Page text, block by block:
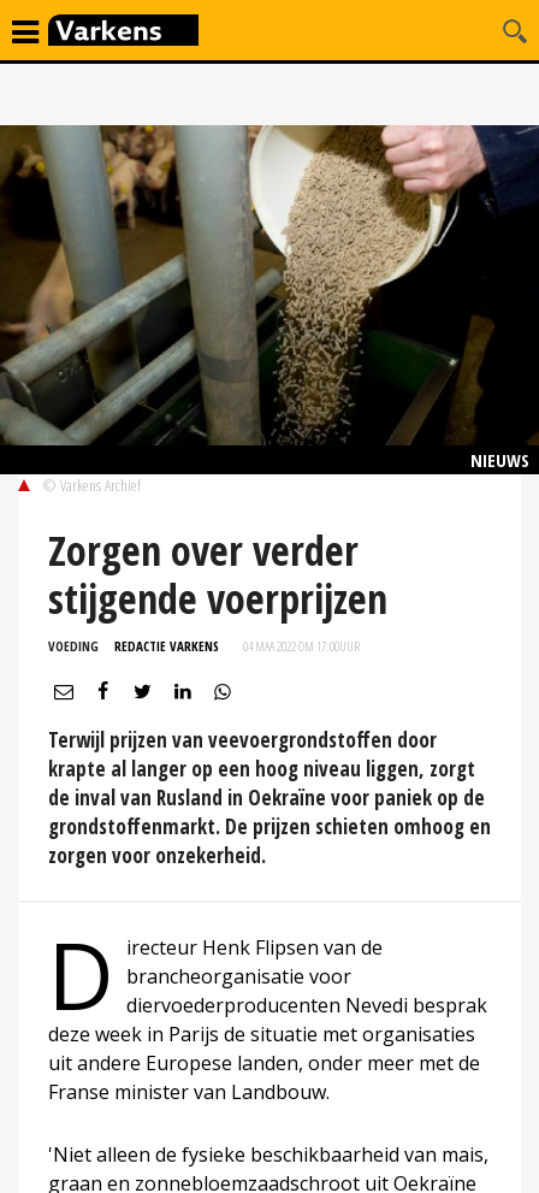
NIEUWS
© Varkens Archief
Zorgen over verder
stijgende voerprijzen
VOEDING REDACTIE VARKENS 04 MAA 2022 OM 17:00UUR
Terwijl prijzen van veevoergrondstoffen door
krapte al langer op een hoog niveau liggen, zorgt
de inval van Rusland in Oekraïne voor paniek op de
grondstoffenmarkt. De prijzen schieten omhoog en
zorgen voor onzekerheid.
D
irecteur Henk Flipsen van de
brancheorganisatie voor
diervoederproducenten Nevedi besprak
deze week in Parijs de situatie met organisaties
uit andere Europese landen, onder meer met de
Franse minister van Landbouw.
'Niet alleen de fysieke beschikbaarheid van mais,
graan en zonnebloemzaadschroot uit Oekraïne